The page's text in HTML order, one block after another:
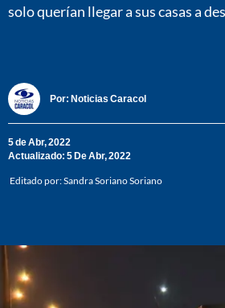
solo querían llegar a sus casas a
Por: Noticias Caracol
5 de Abr, 2022
Actualizado: 5 De Abr, 2022
Editado por:Sandra Soriano Soriano